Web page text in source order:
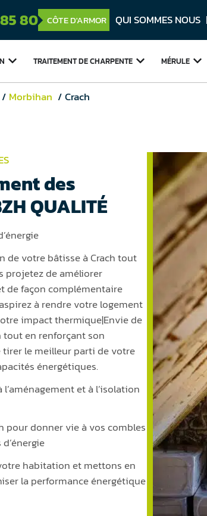
80 CÔTE D'ARMOR QUI SOMMES NOUS
TRAITEMENT DECHARPENTE MÉRULE
Morbihan Crach
des
QUALITÉ
votre bâtisse à Crach tout
projetez de améliorer
de façon complémentaire
à rendre votre logement
impact thermique|Envie de
tout en renforçant son
le meilleur parti de votre
énergétiques.
et à l’isolation
pour donner vie à vos combles
habitation et mettons en
la performance énergétique